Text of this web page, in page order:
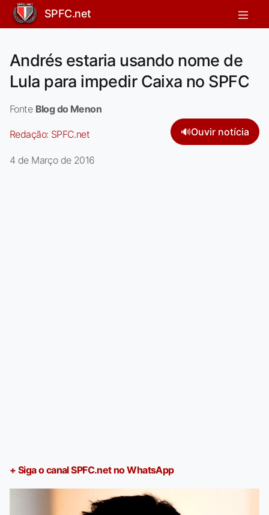
SPFC.net
Andrés estaria usando nome de
Lula para impedir Caixa no SPFC
Fonte Blog do Menon
Redação: SPFC.net 🔊Ouvir notícia
4 de Março de 2016
+ Siga o canal SPFC.net no WhatsApp